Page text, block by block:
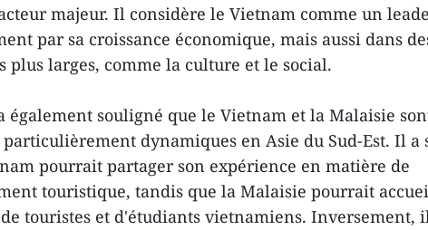
majeur. Il considère le Vietnam comme un
par sa croissance économique, mais aussi dans
plus larges, comme la culture et le social.
également souligné que le Vietnam et la Malaisie
particulièrement dynamiques en Asie du Sud-Est. Il a
pourrait partager son expérience en matière de
touristique, tandis que la Malaisie pourrait
touristes et d'étudiants vietnamiens. Inversement,